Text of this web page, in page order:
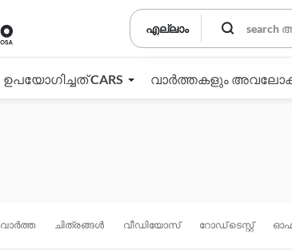
എല്ലാം
ഉപയോഗിച്ചത് CARS വാർത്തകളും
വാർത്ത ചിത്രങ്ങൾ വീഡിയോസ് റോഡ് ടെസ്റ്റ്